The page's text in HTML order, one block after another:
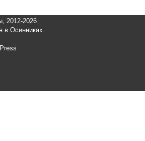
2012-2026
в Осинниках.